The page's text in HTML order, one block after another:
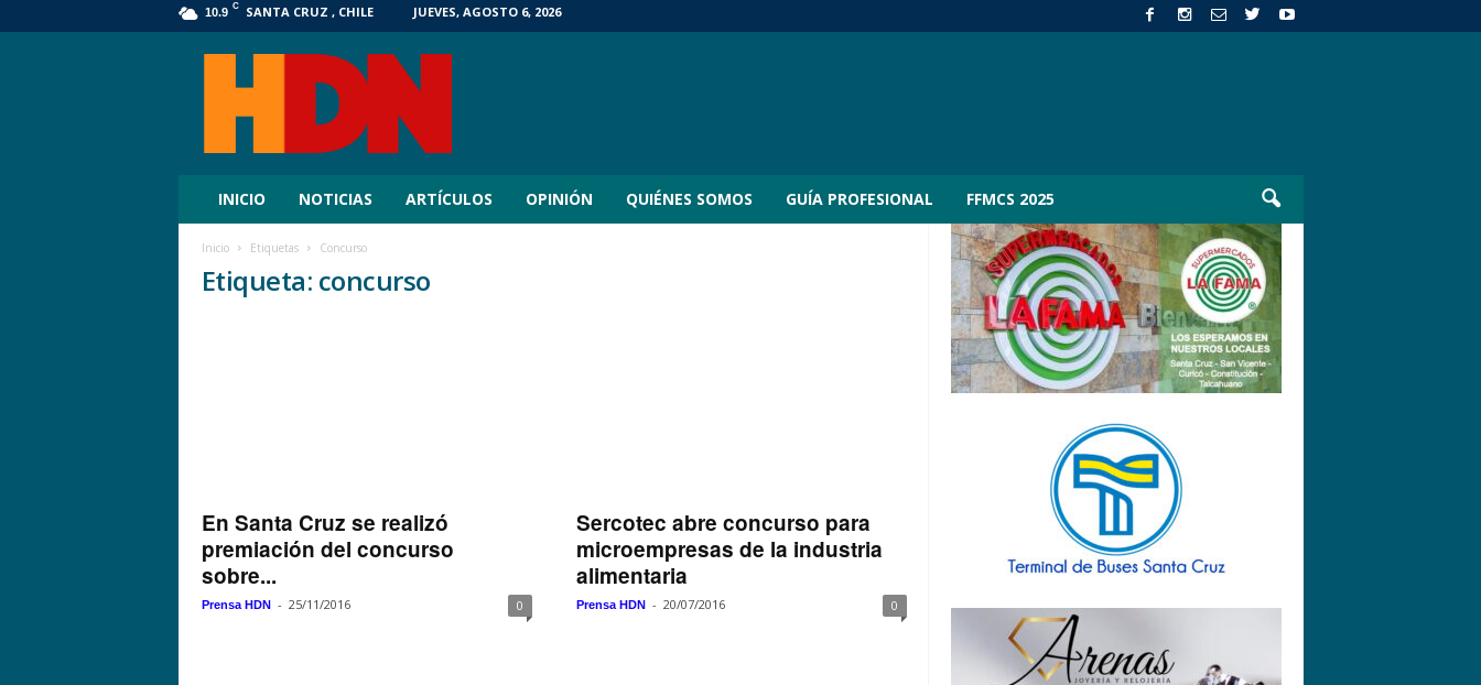
10.9 C SANTA CRUZ , CHILE JUEVES, AGOSTO 6, 2026
HDN
INICIO NOTICIAS ARTÍCULOS OPINIÓN QUIÉNES SOMOS GUÍA PROFESIONAL FFMCS 2025
Inicio Etiquetas Concurso
Etiqueta: concurso
En Santa Cruz se realizó
premiación del concurso
sobre...
Prensa HDN - 25/11/2016 0
Sercotec abre concurso para
microempresas de la industria
alimentaria
Prensa HDN - 20/07/2016 0